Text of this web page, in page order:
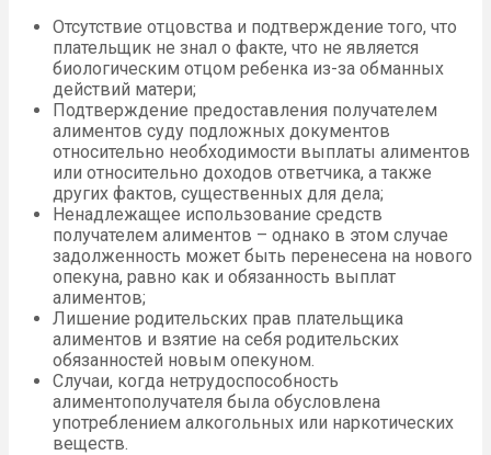
Отсутствие отцовства и подтверждение того, что
плательщик не знал о факте, что не является
биологическим отцом ребенка из-за обманных
действий матери;
Подтверждение предоставления получателем
алиментов суду подложных документов
относительно необходимости выплаты алиментов
или относительно доходов ответчика, а также
других фактов, существенных для дела;
Ненадлежащее использование средств
получателем алиментов – однако в этом случае
задолженность может быть перенесена на нового
опекуна, равно как и обязанность выплат
алиментов;
Лишение родительских прав плательщика
алиментов и взятие на себя родительских
обязанностей новым опекуном.
Случаи, когда нетрудоспособность
алиментополучателя была обусловлена
употреблением алкогольных или наркотических
веществ.